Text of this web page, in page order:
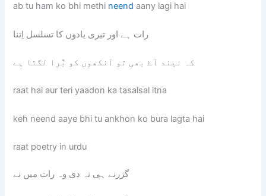
ab tu ham ko bhi methi neend aany lagi hai
رات ہے اور تیری یادوں کا تسلسل اِتنا
کہ نیند آۓ بھی تو آنکھوں کو بٌرا لگتا ہے
raat hai aur teri yaadon ka tasalsal itna
keh neend aaye bhi tu ankhon ko bura lagta hai
raat poetry in urdu
گزرنے ہی نہ دی وہ رات میں نے